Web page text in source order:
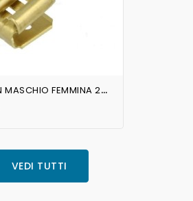
F
ASTON MASCHIO FEMMINA 20 Pezzi
VEDI TUTTI